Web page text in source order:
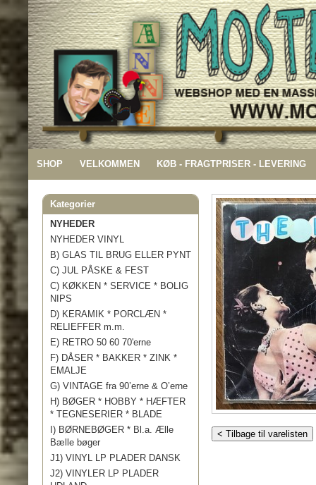
SHOP VELKOMMEN KØB - FRAGTPRISER - LEVERING
Kategorier
NYHEDER
NYHEDER VINYL
B) GLAS TIL BRUG ELLER PYNT
C) JUL PÅSKE & FEST
C) KØKKEN * SERVICE * BOLIG
NIPS
D) KERAMIK * PORCLÆN *
RELIEFFER m.m.
E) RETRO 50 60 70'erne
F) DÅSER * BAKKER * ZINK *
EMALJE
G) VINTAGE fra 90’erne & O’erne
H) BØGER * HOBBY * HÆFTER
* TEGNESERIER * BLADE
I) BØRNEBØGER * Bl.a. Ælle
Bælle bøger
J1) VINYL LP PLADER DANSK
J2) VINYLER LP PLADER
< Tilbage til varelisten